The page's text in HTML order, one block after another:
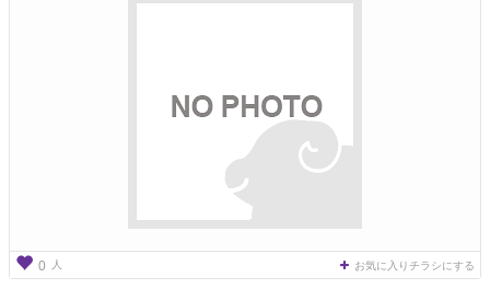
0 人 お気に入りチラシにする